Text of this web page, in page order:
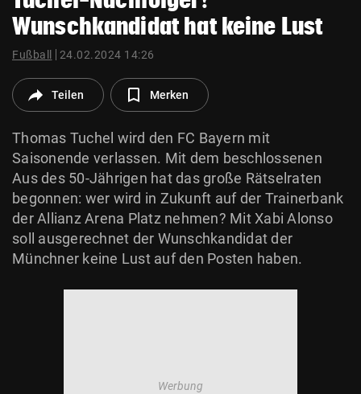
© Krone Multimedia GmbH & Co KG 2026
Muthgasse 2, 1190 Wien
Wunschkandidat hat keine Lust
Fußball 24.02.2024 14:26
Teilen Merken
Thomas Tuchel wird den FC Bayern mit
Saisonende verlassen. Mit dem beschlossenen
Aus des 50-Jährigen hat das große Rätselraten
begonnen: wer wird in Zukunft auf der Trainerbank
der Allianz Arena Platz nehmen? Mit Xabi Alonso
soll ausgerechnet der Wunschkandidat der
Münchner keine Lust auf den Posten haben.